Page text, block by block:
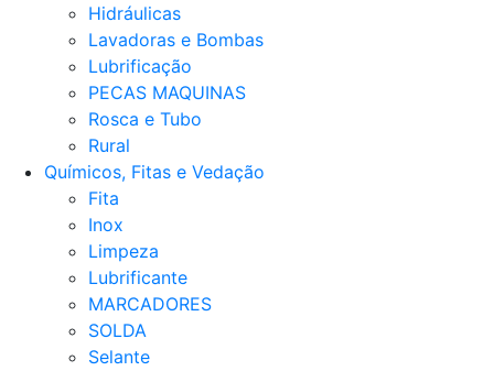
Hidráulicas
Lavadoras e Bombas
Lubrificação
PECAS MAQUINAS
Rosca e Tubo
Rural
Químicos, Fitas e Vedação
Fita
Inox
Limpeza
Lubrificante
MARCADORES
SOLDA
Selante